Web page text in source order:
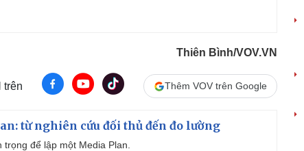
Thiên Bình/VOV.VN
trên Thêm VOV trên Google
từ nghiên cứu đối thủ đến đo lường
để lập một Media Plan.